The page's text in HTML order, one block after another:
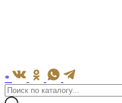
*